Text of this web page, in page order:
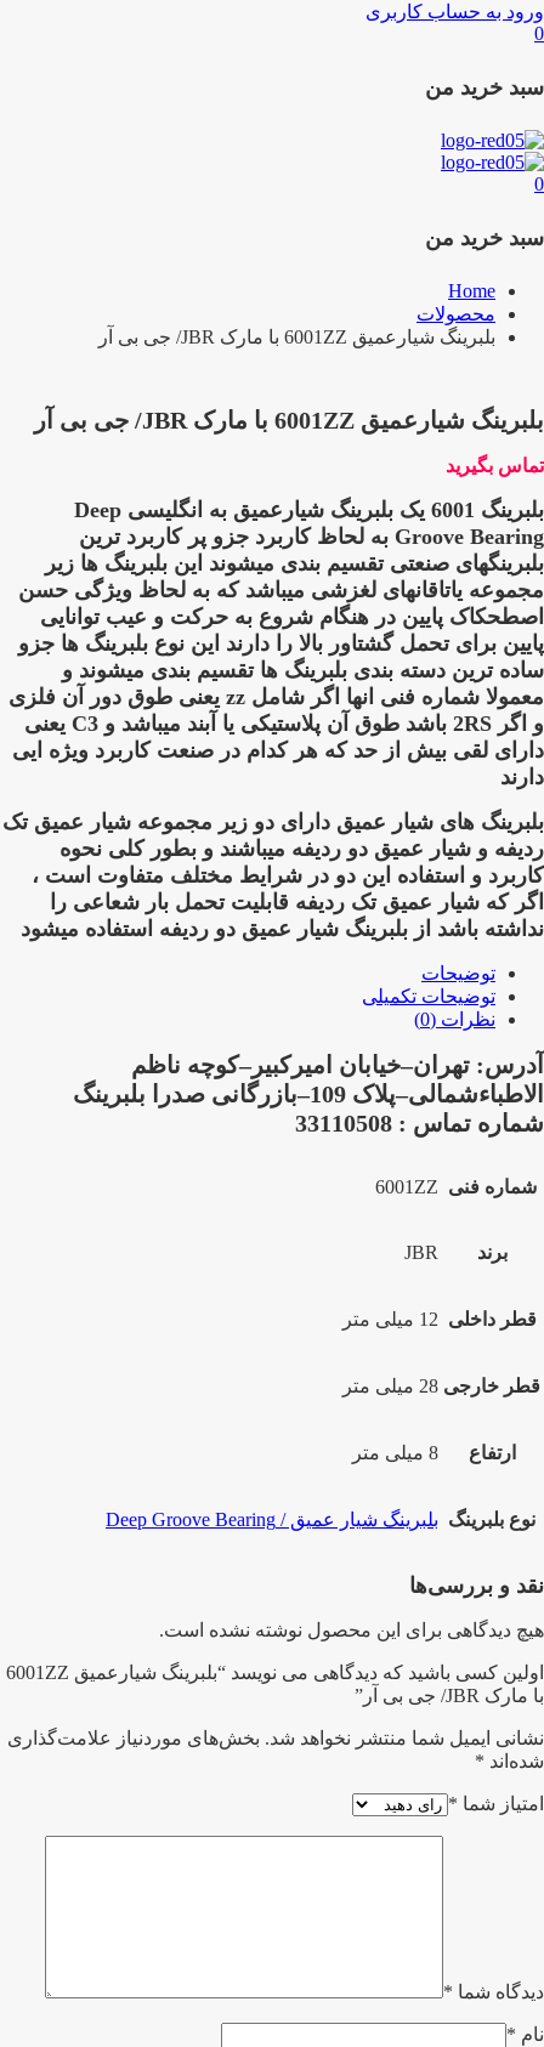
ورود به حساب کاربری
0
سبد خرید من
0
سبد خرید من
Home
محصولات
بلبرینگ شیارعمیق 6001ZZ با مارک JBR/ جی بی آر
بلبرینگ شیارعمیق 6001ZZ با مارک JBR/ جی بی آر
تماس بگیرید
بلبرینگ 6001
یک بلبرینگ شیارعمیق به انگلیسی Deep
Groove Bearing به لحاظ کاربرد جزو پر کاربرد ترین
بلبرینگهای صنعتی تقسیم بندی میشوند این بلبرینگ ها زیر
مجموعه یاتاقانهای لغزشی میباشد که به لحاظ ویژگی حسن
اصطحکاک پایین در هنگام شروع به حرکت و عیب توانایی
پایین برای تحمل گشتاور بالا را دارند این نوع بلبرینگ ها جزو
ساده ترین دسته بندی بلبرینگ ها تقسیم بندی میشوند و
معمولا شماره فنی انها اگر شامل zz یعنی طوق دور آن فلزی
و اگر 2RS باشد طوق آن پلاستیکی یا آبند میباشد و C3 یعنی
دارای لقی بیش از حد که هر کدام در صنعت کاربرد ویژه ایی
دارند
بلبرینگ های شیار عمیق دارای دو زیر مجموعه شیار عمیق تک
ردیفه و شیار عمیق دو ردیفه میباشند و بطور کلی نحوه
کاربرد و استفاده این دو در شرایط مختلف متفاوت است ،
اگر که شیار عمیق تک ردیفه قابلیت تحمل بار شعاعی را
نداشته باشد از بلبرینگ شیار عمیق دو ردیفه استفاده میشود
توضیحات
توضیحات تکمیلی
نظرات (0)
آدرس: تهران–خیابان امیرکبیر–کوچه ناظم
الاطباءشمالی–پلاک 109–بازرگانی صدرا بلبرینگ
شماره تماس : 33110508
شماره فنی 6001ZZ
برند JBR
قطر داخلی 12 میلی متر
قطر خارجی 28 میلی متر
ارتفاع 8 میلی متر
نوع بلبرینگ بلبرینگ شیار عمیق / Deep Groove Bearing
نقد و بررسی‌ها
هیچ دیدگاهی برای این محصول نوشته نشده است.
اولین کسی باشید که دیدگاهی می نویسد “بلبرینگ شیارعمیق 6001ZZ
با مارک JBR/ جی بی آر”
نشانی ایمیل شما منتشر نخواهد شد. بخش‌های موردنیاز علامت‌گذاری
شده‌اند *
امتیاز شما *
دیدگاه شما *
نام *